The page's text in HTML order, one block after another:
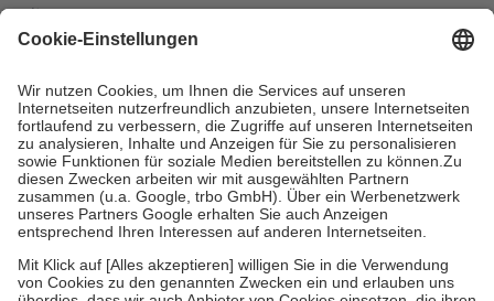
mit.
Grundsätzlich leisten Mitglieder Zuzahlungen in Höhe von zehn
höchstens zehn Euro.
Es sind jedoch nie mehr als die tatsächlichen
Kosten der Leistung zu entrichten.
Diese Regeln gelten grundsätzlich auch für Online-Apotheken.
Bei Heilmitteln und häuslicher Krankenpflege beträgt die
Zuzahlung zehn Prozent der Kosten sowie zehn Euro je
Verordnung.
Um das Engagement der Versicherten für ihre eigene Gesundheit zu
stärken und die besondere Stellung der Familie zu unterstützen,
fallenkeine Zuzahlungenan bei:
• Kindern und Jugendlichen bis zum vollendeten 18. Lebensjahr